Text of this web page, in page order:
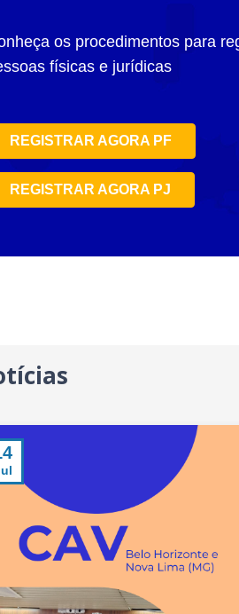
os procedimentos para
físicas e jurídicas
REGISTRAR AGORA PF
REGISTRAR AGORA PJ